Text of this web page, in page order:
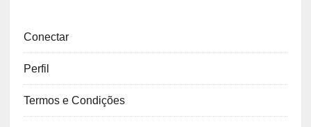
Conectar
Perfil
Termos e Condições